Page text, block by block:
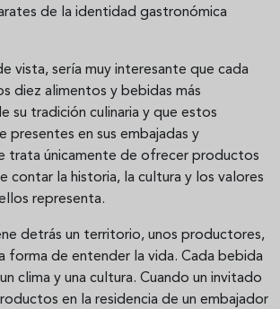
de la identidad gastronómica
vista, sería muy interesante que cada
diez alimentos y bebidas más
su tradición culinaria y que estos
presentes en sus embajadas y
trata únicamente de ofrecer productos
contar la historia, la cultura y los valores
representa.
detrás un territorio, unos productores,
forma de entender la vida. Cada bebida
clima y una cultura. Cuando un invitado
en la residencia de un embajador